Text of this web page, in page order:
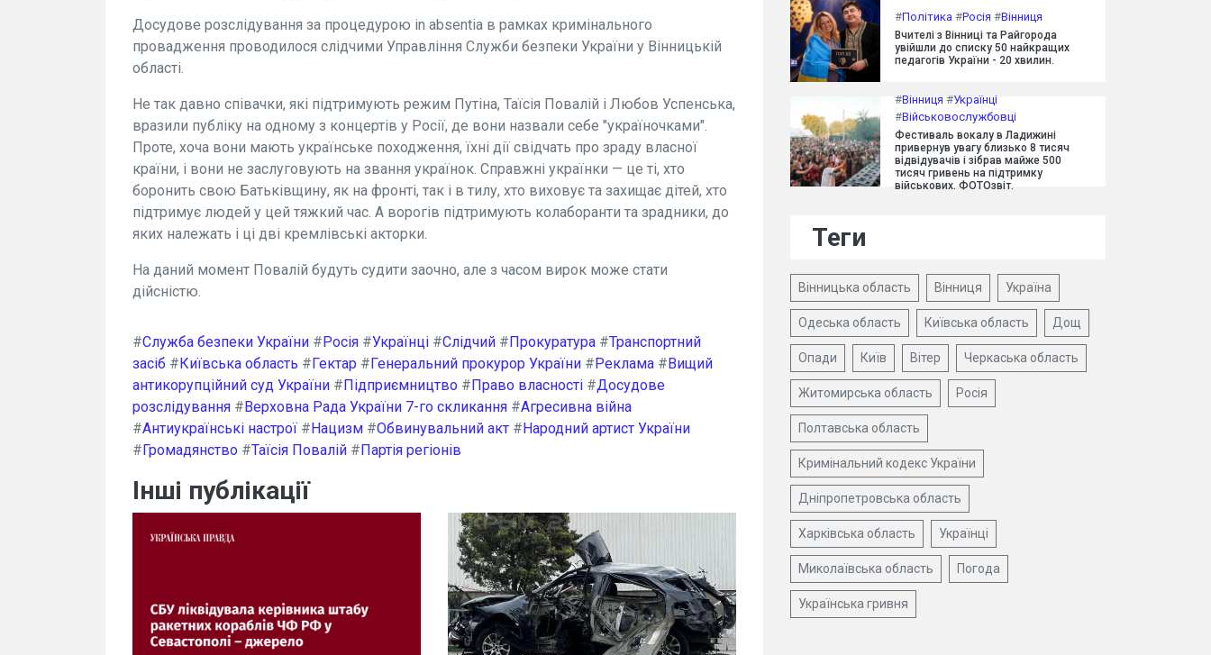
Досудове розслідування за процедурою in absentia в рамках кримінального
провадження проводилося слідчими Управління Служби безпеки України у Вінницькій
області.
Не так давно співачки, які підтримують режим Путіна, Таїсія Повалій і Любов Успенська,
вразили публіку на одному з концертів у Росії, де вони назвали себе "україночками".
Проте, хоча вони мають українське походження, їхні дії свідчать про зраду власної
країни, і вони не заслуговують на звання українок. Справжні українки — це ті, хто
боронить свою Батьківщину, як на фронті, так і в тилу, хто виховує та захищає дітей, хто
підтримує людей у цей тяжкий час. А ворогів підтримують колаборанти та зрадники, до
яких належать і ці дві кремлівські акторки.
На даний момент Повалій будуть судити заочно, але з часом вирок може стати
дійсністю.
#Служба безпеки України # Росія #Українці #Слідчий # Прокуратура #Транспортний
засіб # Київська область # Гектар # Генеральний прокурор України # Реклама # Вищий
антикорупційний суд України # Підприємництво # Право власності #Досудове
розслідування # Верховна Рада України 7-го скликання #Агресивна війна
#Антиукраїнські настрої # Нацизм #Обвинувальний акт # Народний артист України
# Громадянство #Таїсія Повалій # Партія регіонів
Інші публікації
#Політика #Росія #Вінниця
Вчителі з Вінниці та Райгорода
увійшли до списку 50 найкращих
педагогів України - 20 хвилин.
#Вінниця #Українці
#Військовослужбовці
Фестиваль вокалу в Ладижині
привернув увагу близько 8 тисяч
відвідувачів і зібрав майже 500
тисяч гривень на підтримку
військових. ФОТОзвіт.
Теги
Вінницька область Вінниця Україна
Одеська область Київська область Дощ
Опади Київ Вітер Черкаська область
Житомирська область Росія
Полтавська область
Кримінальний кодекс України
Дніпропетровська область
Харківська область Українці
Миколаївська область Погода
Українська гривня